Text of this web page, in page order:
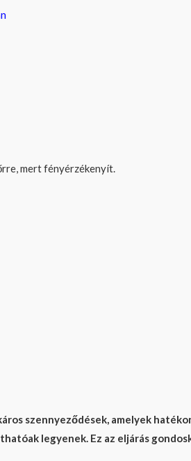
mert fényérzékenyít.
szennyeződések, amelyek
legyenek. Ez az eljárás